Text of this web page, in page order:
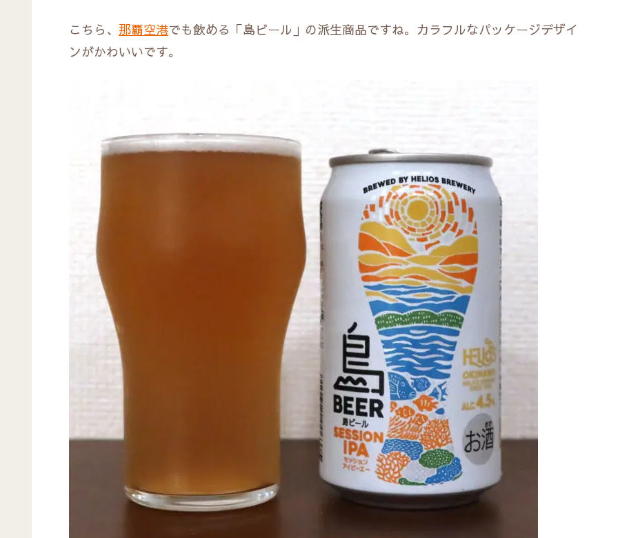
こちら、 那覇空港でも飲める「島ビール」の派生商品ですね。カラフルなパッケージデザイ
ンがかわいいです。